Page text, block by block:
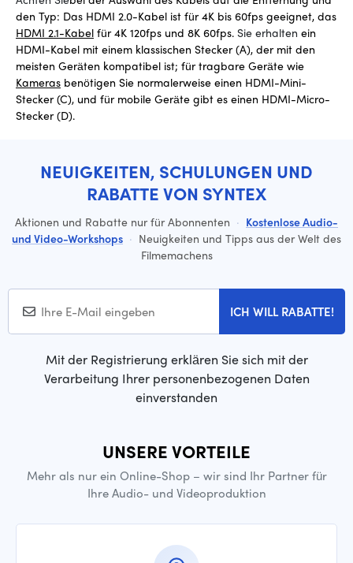
den Typ: Das HDMI 2.0-Kabel ist für 4K bis 60fps geeignet, das
HDMI 2.1-Kabel für 4K 120fps und 8K 60fps. Sie erhalten ein
HDMI-Kabel mit einem klassischen Stecker (A), der mit den
meisten Geräten kompatibel ist; für tragbare Geräte wie
Kameras benötigen Sie normalerweise einen HDMI-Mini-
Stecker (C), und für mobile Geräte gibt es einen HDMI-Micro-
Stecker (D).
NEUIGKEITEN, SCHULUNGEN UND
RABATTE VON SYNTEX
Aktionen und Rabatte nur für Abonnenten · Kostenlose Audio-
und Video-Workshops · Neuigkeiten und Tipps aus der Welt des
Filmemachens
ICH WILL RABATTE!
Mit der Registrierung erklären Sie sich mit der
Verarbeitung Ihrer personenbezogenen Daten
einverstanden
UNSERE VORTEILE
Mehr als nur ein Online-Shop – wir sind Ihr Partner für
Ihre Audio- und Videoproduktion